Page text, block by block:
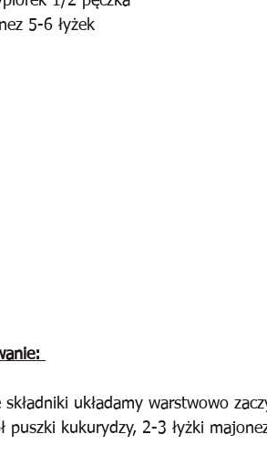
5-6 łyżek
składniki układamy warstwowo
puszki kukurydzy, 2-3 łyżki